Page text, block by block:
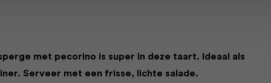
met pecorino is super in deze taart. Ideaal als
Serveer met een frisse, lichte salade.